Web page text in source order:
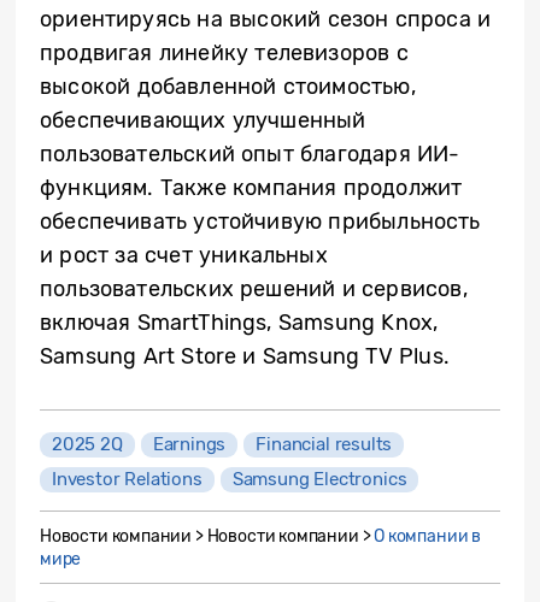
ориентируясь на высокий сезон спроса и
продвигая линейку телевизоров с
высокой добавленной стоимостью,
обеспечивающих улучшенный
пользовательский опыт благодаря ИИ-
функциям. Также компания продолжит
обеспечивать устойчивую прибыльность
и рост за счет уникальных
пользовательских решений и сервисов,
включая SmartThings, Samsung Knox,
Samsung Art Store и Samsung TV Plus.
2025 2Q Earnings
Financial results
Investor Relations
Samsung Electronics
Новости компании > Новости компании >О компании в
мире